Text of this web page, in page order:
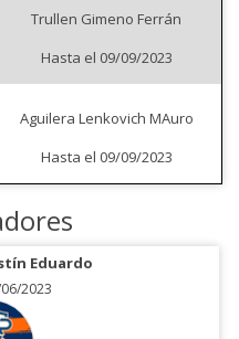
Trullen Gimeno Ferrán
Hasta el 09/09/2023
Aguilera Lenkovich MAuro
Hasta el 09/09/2023
Eduardo
2023